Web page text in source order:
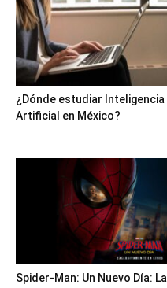
¿Dónde estudiar Inteligencia
Artificial en México?
Spider-Man: Un Nuevo Día: La